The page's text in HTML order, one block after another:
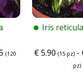
(120
Iris
€5.90 (15 pz) -
pz)